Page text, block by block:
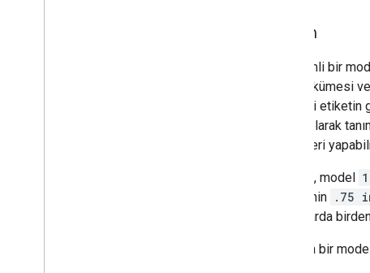
Eğitim
Gözetimli bir
bir veri kümesi
değerini etiketin
olarak
tahminleri
Örneğin, model
tahmininin .75
durumlarda
Aşağıda bir